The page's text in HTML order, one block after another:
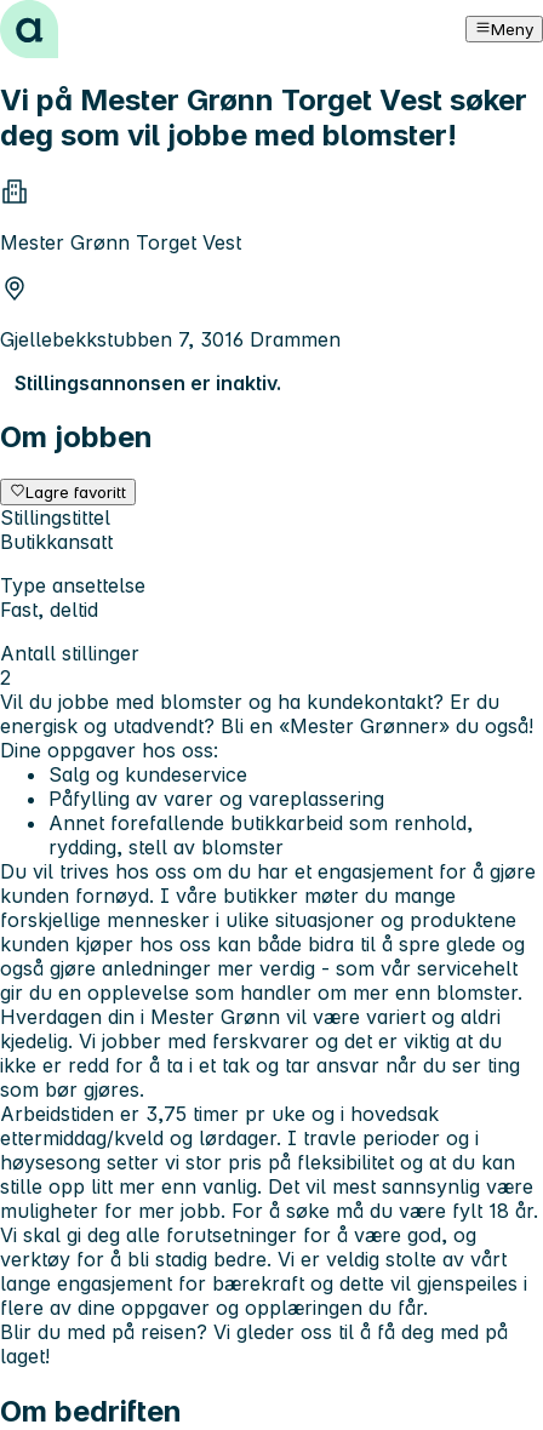
Hopp til innhold Meny
Vi på Mester Grønn Torget Vest søker
deg som vil jobbe med blomster!
Mester Grønn Torget Vest
Gjellebekkstubben 7, 3016 Drammen
Stillingsannonsen er inaktiv.
Om jobben
Lagre favoritt
Stillingstittel
Butikkansatt
Type ansettelse
Fast, deltid
Antall stillinger
2
Vil du jobbe med blomster og ha kundekontakt? Er du
energisk og utadvendt? Bli en «Mester Grønner» du også!
Dine oppgaver hos oss:
Salg og kundeservice
Påfylling av varer og vareplassering
Annet forefallende butikkarbeid som renhold,
rydding, stell av blomster
Du vil trives hos oss om du har et engasjement for å gjøre
kunden fornøyd. I våre butikker møter du mange
forskjellige mennesker i ulike situasjoner og produktene
kunden kjøper hos oss kan både bidra til å spre glede og
også gjøre anledninger mer verdig - som vår servicehelt
gir du en opplevelse som handler om mer enn blomster.
Hverdagen din i Mester Grønn vil være variert og aldri
kjedelig. Vi jobber med ferskvarer og det er viktig at du
ikke er redd for å ta i et tak og tar ansvar når du ser ting
som bør gjøres.
Arbeidstiden er 3,75 timer pr uke og i hovedsak
ettermiddag/kveld og lørdager. I travle perioder og i
høysesong setter vi stor pris på fleksibilitet og at du kan
stille opp litt mer enn vanlig. Det vil mest sannsynlig være
muligheter for mer jobb. For å søke må du være fylt 18 år.
Vi skal gi deg alle forutsetninger for å være god, og
verktøy for å bli stadig bedre. Vi er veldig stolte av vårt
lange engasjement for bærekraft og dette vil gjenspeiles i
flere av dine oppgaver og opplæringen du får.
Blir du med på reisen? Vi gleder oss til å få deg med på
laget!
Om bedriften